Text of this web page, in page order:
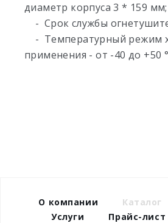
диаметр корпуса 3 * 159 мм;
- Срок службы
- Температурный режим
применения - от -40 до +50
О компании Каталог
Услуги
Прайс-лист